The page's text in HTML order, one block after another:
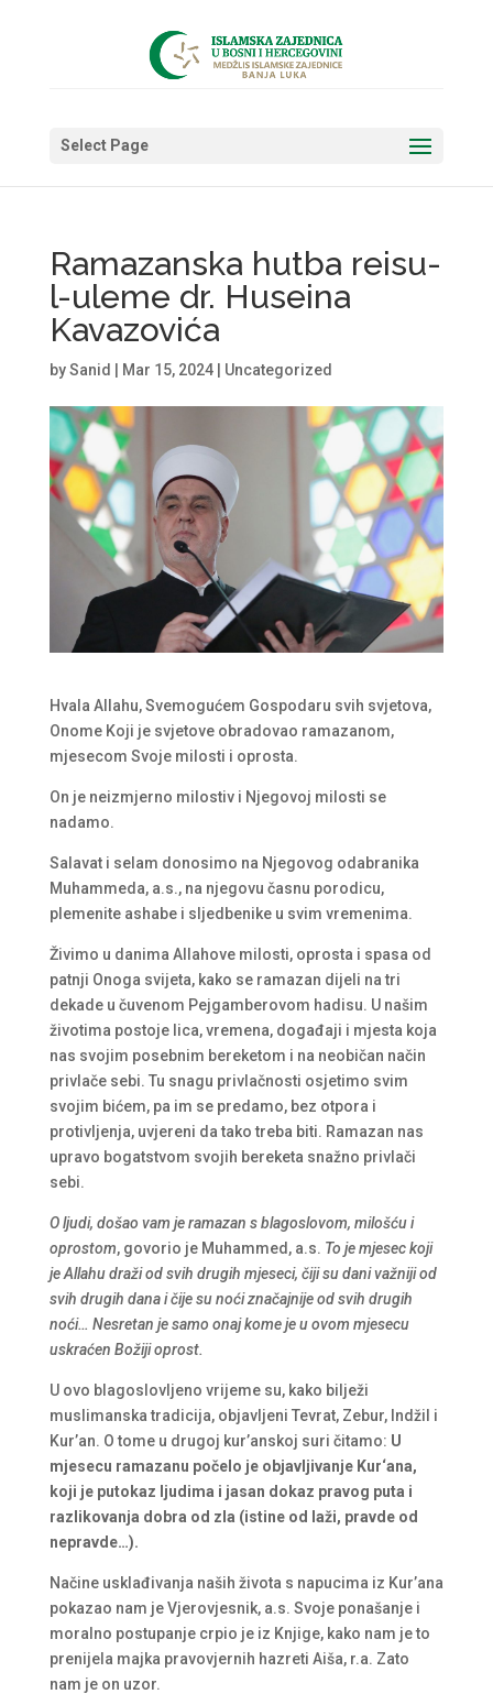
Select Page
Ramazanska hutba reisu-
l-uleme dr. Huseina
Kavazovića
bySanid Mar 15, 2024| Uncategorized
Hvala Allahu, Svemogućem Gospodaru svih svjetova,
Onome Koji je svjetove obradovao ramazanom,
mjesecom Svoje milosti i oprosta.
On je neizmjerno milostiv i Njegovoj milosti se
nadamo.
Salavat i selam donosimo na Njegovog odabranika
Muhammeda, a.s., na njegovu časnu porodicu,
plemenite ashabe i sljedbenike u svim vremenima.
Živimo u danima Allahove milosti, oprosta i spasa od
patnji Onoga svijeta, kako se ramazan dijeli na tri
dekade u čuvenom Pejgamberovom hadisu. U našim
životima postoje lica, vremena, događaji i mjesta koja
nas svojim posebnim bereketom i na neobičan način
privlače sebi. Tu snagu privlačnosti osjetimo svim
svojim bićem, pa im se predamo, bez otpora i
protivljenja, uvjereni da tako treba biti. Ramazan nas
upravo bogatstvom svojih bereketa snažno privlači
sebi.
O ljudi, došao vam je ramazan s blagoslovom, milošću i
oprostom, govorio je Muhammed, a.s. To je mjesec koji
je Allahu draži od svih drugih mjeseci, čiji su dani važniji od
svih drugih dana i čije su noći značajnije od svih drugih
noći… Nesretan je samo onaj kome je u ovom mjesecu
uskraćen Božiji oprost.
U ovo blagoslovljeno vrijeme su, kako bilježi
muslimanska tradicija, objavljeni Tevrat, Zebur, Indžil i
Kur’an. O tome u drugoj kur’anskoj suri čitamo: U
mjesecu ramazanu počelo je objavljivanje Kur‘ana,
koji je putokaz ljudima i jasan dokaz pravog puta i
razlikovanja dobra od zla (istine od laži, pravde od
nepravde…).
Načine usklađivanja naših života s napucima iz Kur’ana
pokazao nam je Vjerovjesnik, a.s. Svoje ponašanje i
moralno postupanje crpio je iz Knjige, kako nam je to
prenijela majka pravovjernih hazreti Aiša, r.a. Zato
nam je on uzor.